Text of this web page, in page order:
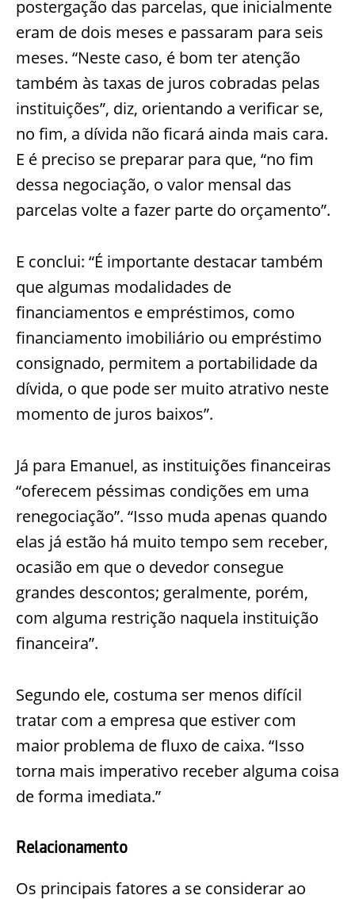
postergação das parcelas, que inicialmente
eram de dois meses e passaram para seis
meses. “Neste caso, é bom ter atenção
também às taxas de juros cobradas pelas
instituições”, diz, orientando a verificar se,
no fim, a dívida não ficará ainda mais cara.
E é preciso se preparar para que, “no fim
dessa negociação, o valor mensal das
parcelas volte a fazer parte do orçamento”.
E conclui: “É importante destacar também
que algumas modalidades de
financiamentos e empréstimos, como
financiamento imobiliário ou empréstimo
consignado, permitem a portabilidade da
dívida, o que pode ser muito atrativo neste
momento de juros baixos”.
Já para Emanuel, as instituições financeiras
“oferecem péssimas condições em uma
renegociação”. “Isso muda apenas quando
elas já estão há muito tempo sem receber,
ocasião em que o devedor consegue
grandes descontos; geralmente, porém,
com alguma restrição naquela instituição
financeira”.
Segundo ele, costuma ser menos difícil
tratar com a empresa que estiver com
maior problema de fluxo de caixa. “Isso
torna mais imperativo receber alguma coisa
de forma imediata.”
Relacionamento
Os principais fatores a se considerar ao